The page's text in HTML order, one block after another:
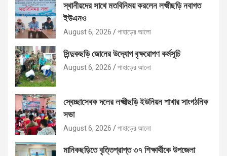
স্থানীয়দের সাথে মতবিনিময় করলেন লক্ষ্মীছড়ি নবাগত
ইউএনও
August 6, 2026 পাহাড়ের আলো
সিন্দুকছড়ি জোনের উদ্যোগ বৃক্ষরোপণ কর্মসূচি
August 6, 2026 পাহাড়ের আলো
স্বেচ্ছাসেবক দলের লক্ষ্মীছড়ি ইউনিয়ন শাখার সাংগঠনিক
সভা
August 6, 2026 পাহাড়ের আলো
মানিকছড়িতে বৃত্তিপ্রাপ্ত ৩৭ শিক্ষার্থীকে উপজেলা